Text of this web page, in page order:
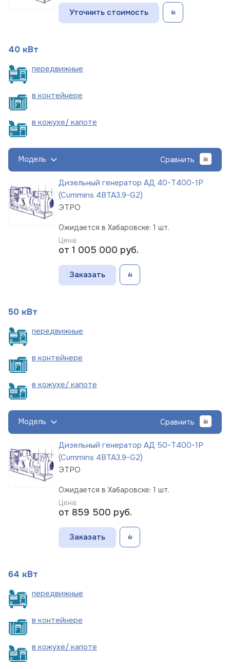
Уточнить стоимость
40 кВт
передвижные
в контейнере
в кожухе/ капоте
Модель Сравнить
Дизельный генератор АД 40-Т400-1Р
(Cummins 4BTA3,9-G2)
ЭТРО
Ожидается в Хабаровске: 1 шт.
Цена:
от 1 005 000 руб.
Заказать
50 кВт
передвижные
в контейнере
в кожухе/ капоте
Модель Сравнить
Дизельный генератор АД 50-Т400-1Р
(Cummins 4BTA3,9-G2)
ЭТРО
Ожидается в Хабаровске: 1 шт.
Цена:
от 859 500 руб.
Заказать
64 кВт
передвижные
в контейнере
в кожухе/ капоте